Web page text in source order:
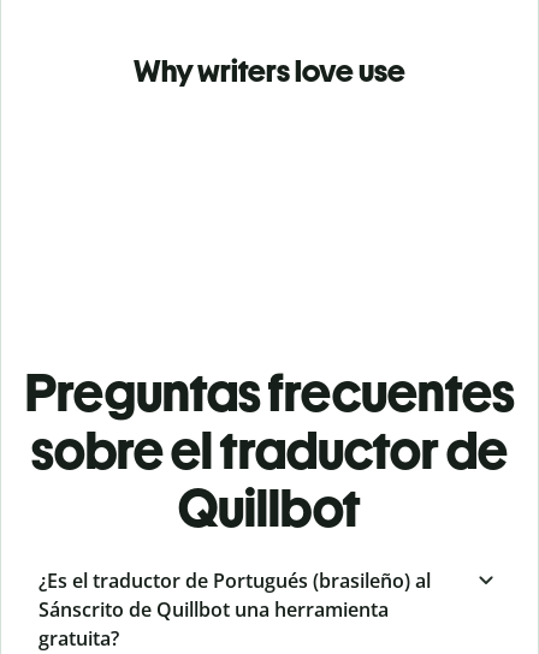
Why writers love use
Preguntas frecuentes
sobre el traductor de
Quillbot
¿Es el traductor de Portugués (brasileño) al
Sánscrito de Quillbot una herramienta
gratuita?